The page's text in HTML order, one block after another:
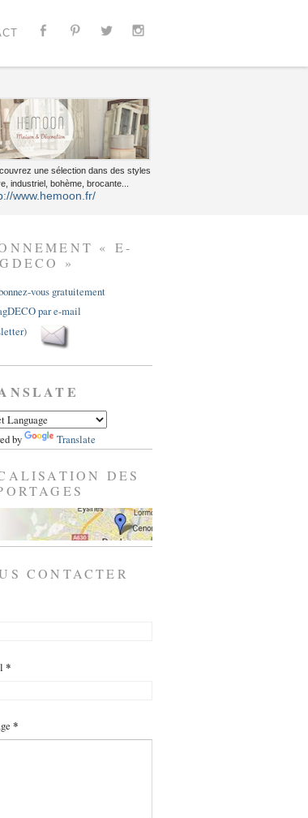
une sélection dans des styles
industriel, bohème, brocante...
www.hemoon.fr/
« E-
»
vous gratuitement
par e-mail
by Translate
DES
CONTACTER
*
*